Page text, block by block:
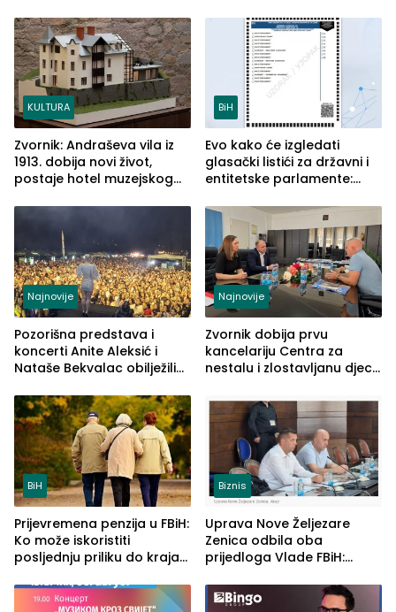
služba građanima
KULTURA
Zvornik: Andraševa vila iz
1913. dobija novi život,
postaje hotel muzejskog
BiH
Evo kako će izgledati
glasački listići za državni i
entitetske parlamente:
vidljive na njima
Najnovije
Pozorišna predstava i
koncerti Anite Aleksić i
Nataše Bekvalac obilježili
ljeta (FOTO)
Najnovije
Zvornik dobija prvu
kancelariju Centra za
nestalu i zlostavljanu djecu
BiH
Prijevremena penzija u FBiH:
Ko može iskoristiti
posljednju priliku do kraja
Biznis
Uprava Nove Željezare
Zenica odbila oba
prijedloga Vlade FBiH:
rješenje